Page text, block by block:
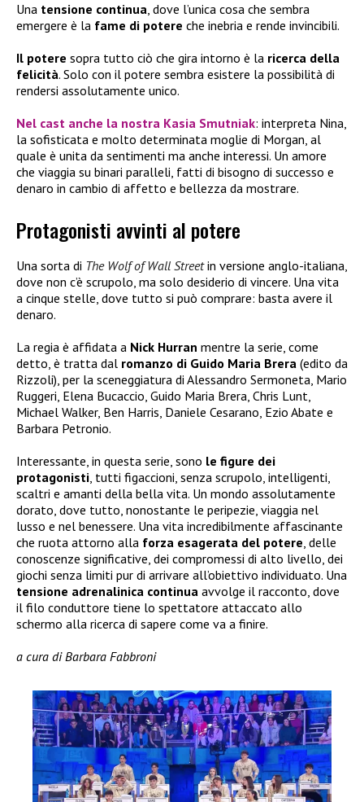
Una tensione continua, dove l’unica cosa che sembra
emergere è la fame di potere che inebria e rende invincibili.
Il potere sopra tutto ciò che gira intorno è la ricerca della
felicità. Solo con il potere sembra esistere la possibilità di
rendersi assolutamente unico.
Nel cast anche la nostra Kasia Smutniak: interpreta Nina,
la sofisticata e molto determinata moglie di Morgan, al
quale è unita da sentimenti ma anche interessi. Un amore
che viaggia su binari paralleli, fatti di bisogno di successo e
denaro in cambio di affetto e bellezza da mostrare.
Protagonisti avvinti al potere
Una sorta di The Wolf of Wall Streetin versione anglo-italiana,
dove non c’è scrupolo, ma solo desiderio di vincere. Una vita
a cinque stelle, dove tutto si può comprare: basta avere il
denaro.
La regia è affidata a Nick Hurran mentre la serie, come
detto, è tratta dal romanzo di Guido Maria Brera (edito da
Rizzoli), per la sceneggiatura di Alessandro Sermoneta, Mario
Ruggeri, Elena Bucaccio, Guido Maria Brera, Chris Lunt,
Michael Walker, Ben Harris, Daniele Cesarano, Ezio Abate e
Barbara Petronio.
Interessante, in questa serie, sono le figure dei
protagonisti , tutti figaccioni, senza scrupolo, intelligenti,
scaltri e amanti della bella vita. Un mondo assolutamente
dorato, dove tutto, nonostante le peripezie, viaggia nel
lusso e nel benessere. Una vita incredibilmente affascinante
che ruota attorno alla forza esagerata del potere , delle
conoscenze significative, dei compromessi di alto livello, dei
giochi senza limiti pur di arrivare all’obiettivo individuato. Una
tensione adrenalinica continua avvolge il racconto, dove
il filo conduttore tiene lo spettatore attaccato allo
schermo alla ricerca di sapere come va a finire.
a cura di Barbara Fabbroni